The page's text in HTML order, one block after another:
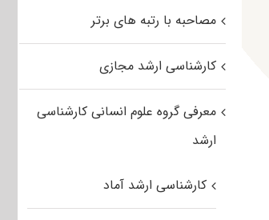
مصاحبه با رتبه های برتر
کارشناسی ارشد مجازی
معرفی گروه علوم انسانی کارشناسی
ارشد
کارشناسی ارشد آماد